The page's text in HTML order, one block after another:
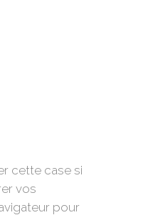
cette case si
vos
pour